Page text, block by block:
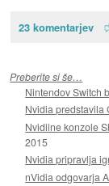
23 komentarjev
Preberite si še…
Nintendov Switch
Nvidia predstavila
Nvidiine konzole
2015
Nvidia pripravlja
nVidia odgovarja